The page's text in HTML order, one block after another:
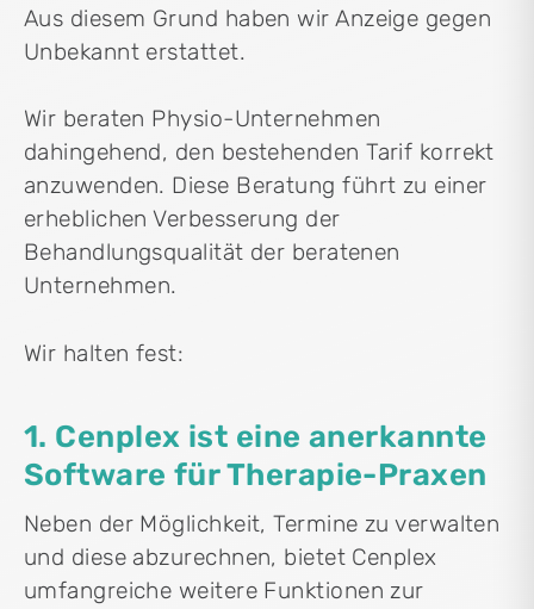
Aus diesem Grund haben wir Anzeige gegen
Unbekannt erstattet.
Wir beraten Physio-Unternehmen
dahingehend, den bestehenden Tarif korrekt
anzuwenden. Diese Beratung führt zu einer
erheblichen Verbesserung der
Behandlungsqualität der beratenen
Unternehmen.
Wir halten fest:
1. Cenplex ist eine anerkannte
Software für Therapie-Praxen
Neben der Möglichkeit, Termine zu verwalten
und diese abzurechnen, bietet Cenplex
umfangreiche weitere Funktionen zur